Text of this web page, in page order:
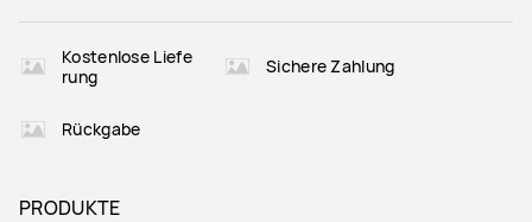
Kostenlose Liefe
rung
Sichere Zahlung
Rückgabe
PRODUKTE